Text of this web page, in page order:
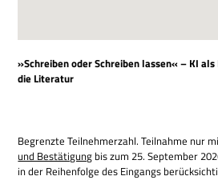
»Schrei­ben oder Schrei­ben las­sen« – KI
die Literatur
Begrenzte Teil­neh­mer­zahl. Teil­nahme nur
und Bestä­ti­gung bis zum 25. Sep­tem­ber
in der Rei­hen­folge des Ein­gangs